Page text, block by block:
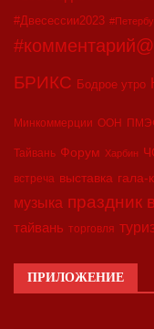
#Двесессии2023
БРИКС Бодрое утро
Минкоммерции ООН
Тайвань Форум Харбин
встреча выставка гала-
музыка праздник
тайвань торговля
ПРИЛОЖЕНИЕ